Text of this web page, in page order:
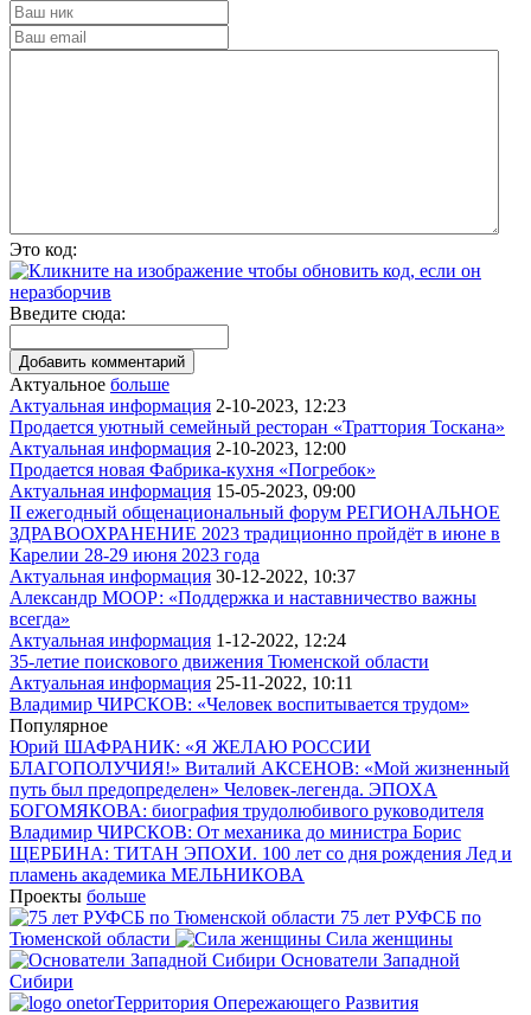
Это код:
Введите сюда:
Актуальное больше
Актуальная информация 2-10-2023, 12:23
Продается уютный семейный ресторан «Траттория Тоскана»
Актуальная информация 2-10-2023, 12:00
Продается новая Фабрика-кухня «Погребок»
Актуальная информация 15-05-2023, 09:00
II ежегодный общенациональный форум РЕГИОНАЛЬНОЕ
ЗДРАВООХРАНЕНИЕ 2023 традиционно пройдёт в июне в
Карелии 28-29 июня 2023 года
Актуальная информация 30-12-2022, 10:37
Александр МООР: «Поддержка и наставничество важны
всегда»
Актуальная информация 1-12-2022, 12:24
35-летие поискового движения Тюменской области
Актуальная информация 25-11-2022, 10:11
Владимир ЧИРСКОВ: «Человек воспитывается трудом»
Популярное
Юрий ШАФРАНИК: «Я ЖЕЛАЮ РОССИИ
БЛАГОПОЛУЧИЯ!» Виталий АКСЕНОВ: «Мой жизненный
путь был предопределен» Человек-легенда. ЭПОХА
БОГОМЯКОВА: биография трудолюбивого руководителя
Владимир ЧИРСКОВ: От механика до министра Борис
ЩЕРБИНА: ТИТАН ЭПОХИ. 100 лет со дня рождения Лед и
пламень академика МЕЛЬНИКОВА
Проекты больше
75 лет РУФСБ по
Тюменской области
Сила женщины
Основатели Западной
Сибири
Территория Опережающего Развития